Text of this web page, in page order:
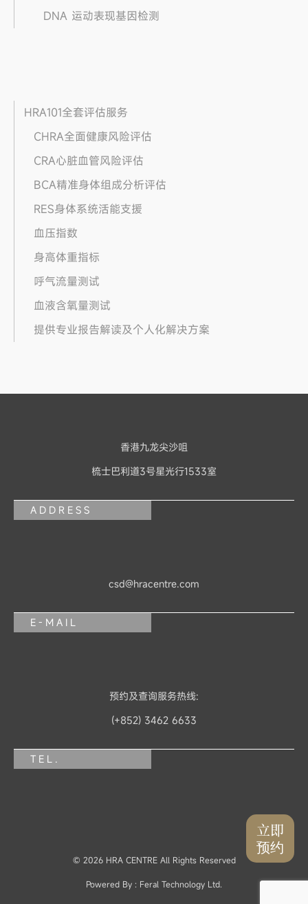
DNA 运动表现基因检测
HRA101全套评估服务
CHRA全面健康风险评估
CRA心脏血管风险评估
BCA精准身体组成分析评估
RES身体系统活能支援
血压指数
身高体重指标
呼气流量测试
血液含氧量测试
提供专业报告解读及个人化解决方案
香港九龙尖沙咀
梳士巴利道3号星光行1533室
ADDRESS
csd@hracentre.com
E-MAIL
预约及查询服务热线:
(+852) 3462 6633
TEL.
© 2026 HRA CENTRE All Rights Reserved
Powered By : Feral Technology Ltd.
立即
预约